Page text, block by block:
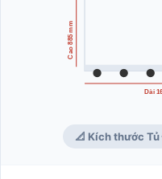
Cao 885 mm
Dài
📐 Kích thước